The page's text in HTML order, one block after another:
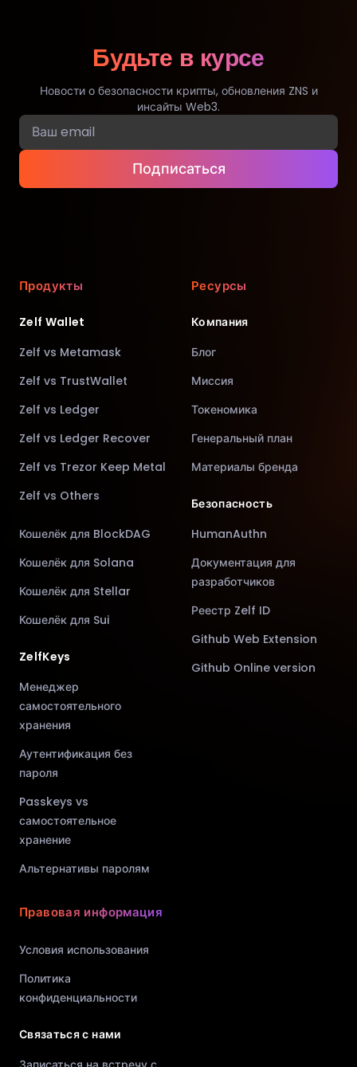
Будьте в курсе
Новости о безопасности крипты, обновления ZNS и
инсайты Web3.
Подписаться
Продукты
Zelf Wallet
Zelf vs Metamask
Zelf vs TrustWallet
Zelf vs Ledger
Zelf vs Ledger Recover
Zelf vs Trezor Keep Metal
Zelf vs Others
Кошелёк для BlockDAG
Кошелёк для Solana
Кошелёк для Stellar
Кошелёк для Sui
ZelfKeys
Менеджер
самостоятельного
хранения
Аутентификация без
пароля
Passkeys vs
самостоятельное
хранение
Альтернативы паролям
Ресурсы
Компания
Блог
Миссия
Токеномика
Генеральный план
Материалы бренда
Безопасность
HumanAuthn
Документация для
разработчиков
Реестр Zelf ID
Github Web Extension
Github Online version
Правовая информация
Условия использования
Политика
конфиденциальности
Связаться с нами